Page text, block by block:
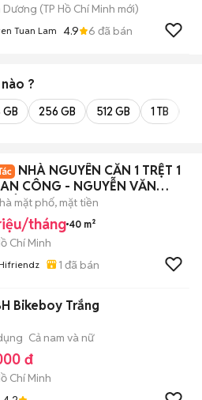
Dương (TP Hồ Chí Minh mới)
Tuan Lam 4.9 6 đã bán
nào ?
GB 256 GB 512 GB 1 TB
NHÀ NGUYÊN CĂN 1 TRỆT 1
CÔNG - NGUYỄN VĂN
HƯNG THUẬN
mặt phố, mặt tiền
tháng 40 m²
Chí Minh
1 đã bán
Bikeboy Trắng
Cả nam và nữ
đ
Chí Minh